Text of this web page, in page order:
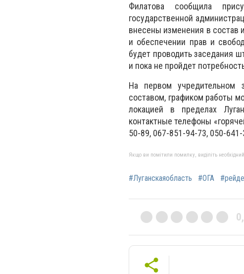
Филатова сообщила
государственной
внесены изменения в состав
и обеспечении прав и
будет проводить заседания
и пока не пройдет
На первом учредительном
составом, графиком работы
локацией в пределах
контактные телефоны
50-89, 067-851-94-73, 050-
Якщо ви помітили помилку, виділіть
#Луганскаяобласть #ОГА